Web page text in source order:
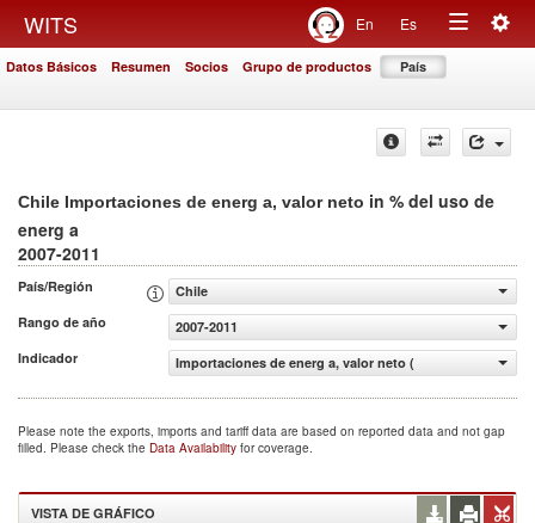
WITS En Es
Toggle
Datos Básicos Resumen Socios Grupo de productos País
Chile Importaciones de energ a, valor neto in % del uso de
energ a
2007-2011
País/Región
Chile
Rango de año
2007-2011
Indicador
Importaciones de energ a, valor neto (% del uso de
Please note the exports, imports and tariff data are based on reported data and not gap
filled. Please check the Data Availability for coverage.
VISTA DE GRÁFICO